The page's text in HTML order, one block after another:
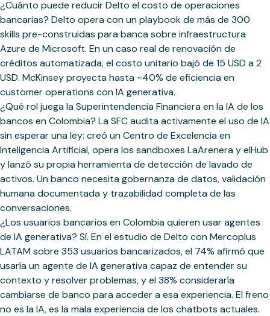
¿Cuánto puede reducir Delto el costo de operaciones
bancarias? Delto opera con un playbook de más de 300
skills pre-construidas para banca sobre infraestructura
Azure de Microsoft. En un caso real de renovación de
créditos automatizada, el costo unitario bajó de 15 USD a 2
USD. McKinsey proyecta hasta ~40% de eficiencia en
customer operations con IA generativa.
¿Qué rol juega la Superintendencia Financiera en la IA de los
bancos en Colombia? La SFC audita activamente el uso de IA
sin esperar una ley: creó un Centro de Excelencia en
Inteligencia Artificial, opera los sandboxes LaArenera y elHub
y lanzó su propia herramienta de detección de lavado de
activos. Un banco necesita gobernanza de datos, validación
humana documentada y trazabilidad completa de las
conversaciones.
¿Los usuarios bancarios en Colombia quieren usar agentes
de IA generativa? Sí. En el estudio de Delto con Mercoplus
LATAM sobre 353 usuarios bancarizados, el 74% afirmó que
usaría un agente de IA generativa capaz de entender su
contexto y resolver problemas, y el 38% consideraría
cambiarse de banco para acceder a esa experiencia. El freno
no es la IA, es la mala experiencia de los chatbots actuales.